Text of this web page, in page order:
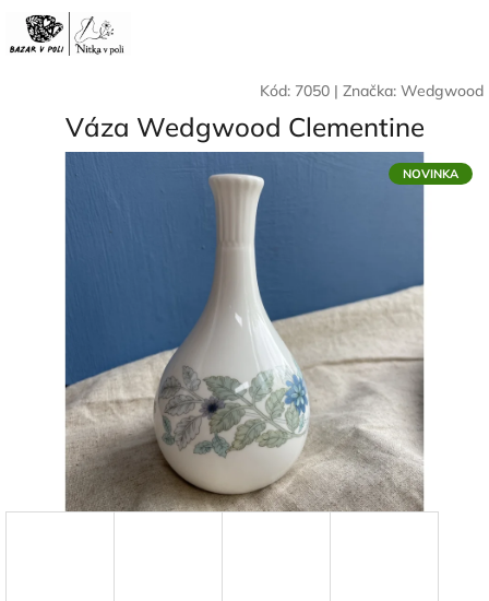
obsah
Kód: 7050 | Značka: Wedgwood
Váza Wedgwood Clementine
NOVINKA